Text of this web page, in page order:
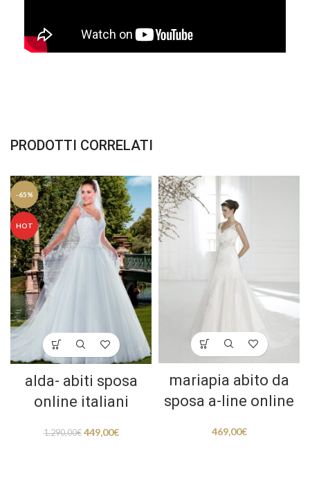
PRODOTTI CORRELATI
-65%
HOT
alda- abiti sposa
online italiani
1.290,00€ 449,00€
mariapia abito da
sposa a-line online
469,00€